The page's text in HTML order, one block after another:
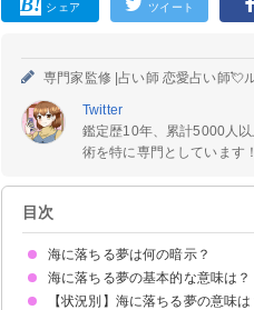
シェア ツイート
専門家監修 |占い師 恋愛占い師💘
Twitter
鑑定歴10年、累計5000人
術を特に専門としています！
目次
海に落ちる夢は何の暗示？
海に落ちる夢の基本的な意味は？
トラブルの暗示
状況によって意味が決まる
【状況別】海に落ちる夢の意味は